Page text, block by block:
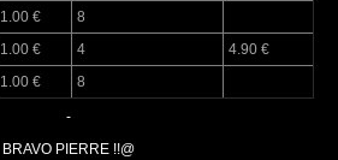
1.00 €
8
1.00 € 4
4.90 €
1.00 € 8
-
BRAVO PIERRE !!@